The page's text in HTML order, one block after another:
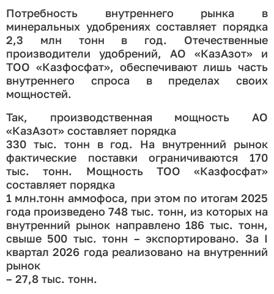
Потребность внутреннего рынка в
минеральных удобрениях составляет порядка
2,3 млн тонн в год. Отечественные
производители удобрений, АО «КазАзот» и
ТОО «Казфосфат», обеспечивают лишь часть
внутреннего спроса в пределах своих
мощностей.
Так, производственная мощность АО
«КазАзот» составляет порядка
330 тыс. тонн в год. На внутренний рынок
фактические поставки ограничиваются 170
тыс. тонн. Мощность ТОО «Казфосфат»
составляет порядка
1 млн.тонн аммофоса, при этом по итогам 2025
года произведено 748 тыс. тонн, из которых на
внутренний рынок направлено 186 тыс. тонн,
свыше 500 тыс. тонн – экспортировано. За I
квартал 2026 года реализовано на внутренний
рынок
– 27,8 тыс. тонн.